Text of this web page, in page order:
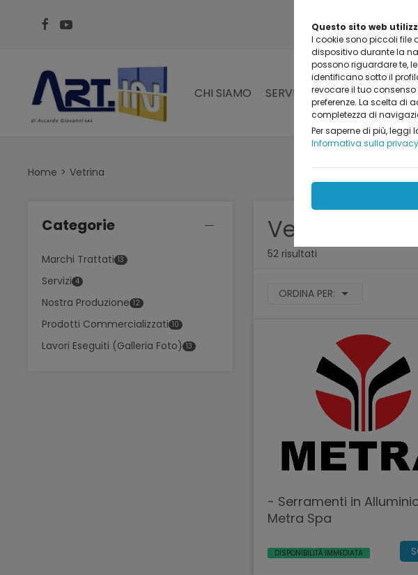
Questo sito web
I cookie sono piccoli file
dispositivo durante la
possono riguardare te,
identificano sotto il
revocare il tuo
preferenze. La scelta di
completezza di
Per saperne di più, leggi
Informativa sulla privacy
CHI SIAMO SERVIZI PRODOTTI
Home Vetrina
Categorie
Marchi Trattati 13
Servizi 4
Nostra Produzione 12
Prodotti Commercializzati 10
Lavori Eseguiti (Galleria Foto) 13
Vetrina
52 risultati
ORDINA PER:
- Serramenti in
Metra Spa
DISPONIBILITÀ IMMEDIATA